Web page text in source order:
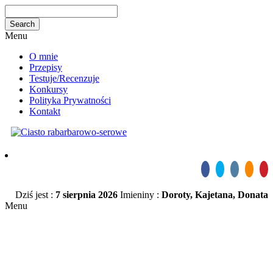
Menu
O mnie
Przepisy
Testuje/Recenzuje
Konkursy
Polityka Prywatności
Kontakt
Dziś jest : 7 sierpnia 2026 Imieniny : Doroty, Kajetana, Donata
Menu